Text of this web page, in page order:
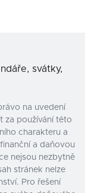
svátky,
na uvedení
za používání této
charakteru a
a daňovou
nejsou nezbytně
stránek nelze
Pro řešení